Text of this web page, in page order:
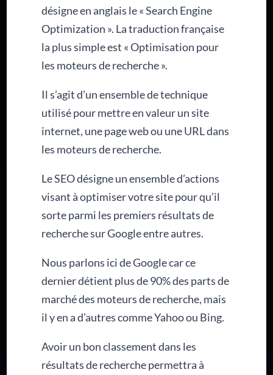
désigne en anglais le « Search Engine
Optimization ». La traduction française
la plus simple est « Optimisation pour
les moteurs de recherche ».
Il s’agit d’un ensemble de technique
utilisé pour mettre en valeur un site
internet, une page web ou une URL dans
les moteurs de recherche.
Le SEO désigne un ensemble d’actions
visant à optimiser votre site pour qu’il
sorte parmi les premiers résultats de
recherche sur Google entre autres.
Nous parlons ici de Google car ce
dernier détient plus de 90% des parts de
marché des moteurs de recherche, mais
il y en a d’autres comme Yahoo ou Bing.
Avoir un bon classement dans les
résultats de recherche permettra à